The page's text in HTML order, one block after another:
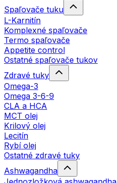
Spaľovače tuku
L-Karnitín
Komplexné spaľovače
Termo spaľovače
Appetite control
Ostatné spaľovače tukov
Zdravé tuky
Omega-3
Omega 3-6-9
CLA a HCA
MCT olej
Krilový olej
Lecitín
Rybí olej
Ostatné zdravé tuky
Ashwagandha